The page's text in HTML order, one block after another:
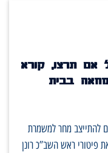
אם תרצו, קורא
בבית
להתייצב מחר למשמרת
פיטורי ראש השב”כ רונן